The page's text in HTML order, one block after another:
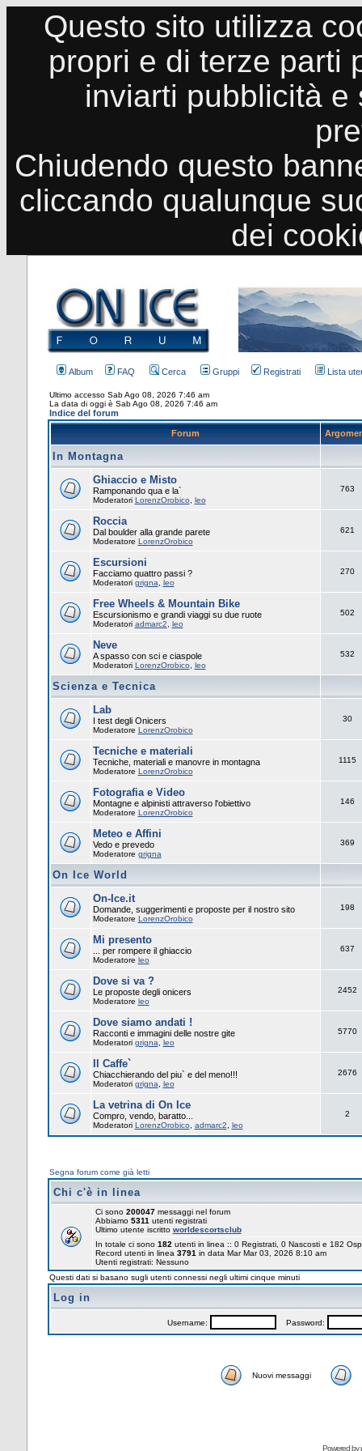
Questo sito utilizza
propri e di terze parti
inviarti pubblicità
Chiudendo questo
cliccando qualunque
dei
Album FAQ Cerca Gruppi Registrati Lista
Ultimo accesso Sab Ago 08, 2026 7:46 am
La data di oggi è Sab Ago 08, 2026 7:46 am
Indice del forum
Forum
In Montagna
Ghiaccio e Misto
Ramponando qua e la`
Moderatori LorenzOrobico leo
763
Roccia
Dal boulder alla grande parete
Moderatore LorenzOrobico
621
Escursioni
Facciamo quattro passi ?
Moderatori grigna leo
270
Free Wheels & Mountain Bike
Escursionismo e grandi viaggi su due ruote
Moderatori admarc2 leo
502
Neve
A spasso con sci e ciaspole
Moderatori LorenzOrobico leo
532
Scienza e Tecnica
Lab
I test degli Onicers
Moderatore LorenzOrobico
30
Tecniche e materiali
Tecniche, materiali e manovre in montagna
Moderatore LorenzOrobico
1115
Fotografia e Video
Montagne e alpinisti attraverso l'obiettivo
Moderatore LorenzOrobico
146
Meteo e Affini
Vedo e prevedo
Moderatore grigna
369
On Ice World
On-Ice.it
Domande, suggerimenti e proposte per il nostro sito
Moderatore LorenzOrobico
198
Mi presento
... per rompere il ghiaccio
Moderatore leo
637
Dove si va ?
Le proposte degli onicers
Moderatore leo
2452
Dove siamo andati !
Racconti e immagini delle nostre gite
Moderatori grigna leo
5770
Il Caffe`
Chiacchierando del piu` e del meno!!!
Moderatori grigna leo
2676
La vetrina di On Ice
Compro, vendo, baratto...
Moderatori LorenzOrobico admarc2 leo
2
Segna forum come già letti
Chi c'è in linea
Ci sono 200047messaggi nel forum
Abbiamo 5311 utenti registrati
Ultimo utente iscritto worldescortsclub
In totale ci sono 182 utenti in linea :: 0 Registrati, 0 Nascosti e 182
Record utenti in linea 3791 in data Mar Mar 03, 2026 8:10 am
Utenti registrati: Nessuno
Questi dati si basano sugli utenti connessi negli ultimi cinque minuti
Log in
Username: Password:
Nuovi messaggi
Powered by